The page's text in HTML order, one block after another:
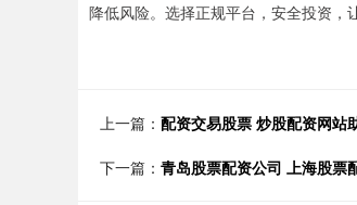
降低风险。选择正规平台，安全投资，
上一篇： 配资交易股票 炒股配资网站
下一篇： 青岛股票配资公司 上海股票